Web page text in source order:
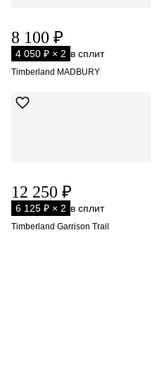
8 100 ₽
4 050 ₽ × 2 в сплит
Timberland MADBURY
12 250 ₽
6 125 ₽ × 2 в сплит
Timberland Garrison Trail